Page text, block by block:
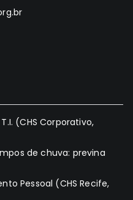
(CHS Corporativo,
de chuva: previna
Pessoal (CHS Recife,